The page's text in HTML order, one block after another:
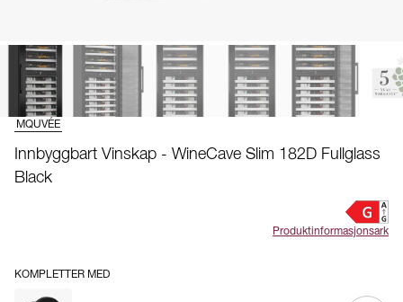
MQUVÉE
Innbyggbart Vinskap - WineCave Slim 182D Fullglass
Black
Produktinformasjonsark
KOMPLETTER MED